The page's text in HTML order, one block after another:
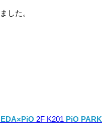
した。
2F K201 PiO PARK